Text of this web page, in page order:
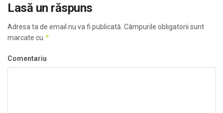
Lasă un răspuns
Adresa ta de email nu va fi publicată. Câmpurile obligatorii sunt
marcate cu *
Comentariu